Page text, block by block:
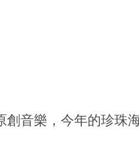
音樂，今年的珍珠